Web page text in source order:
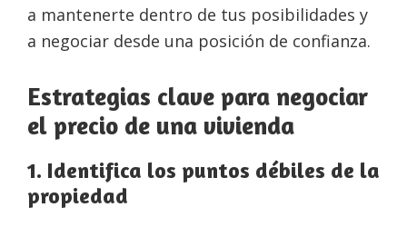
a mantenerte dentro de tus posibilidades y
a negociar desde una posición de confianza.
Estrategias clave para negociar
el precio de una vivienda
1. Identifica los puntos débiles de la
propiedad